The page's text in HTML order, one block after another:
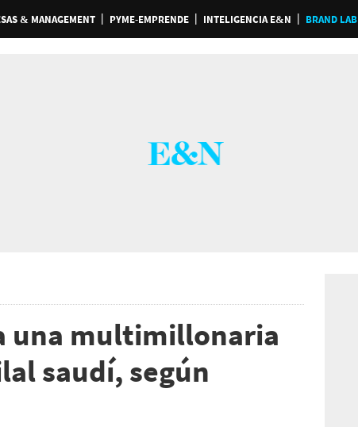
& MANAGEMENT PYME-EMPRENDE INTELIGENCIA E&N BRAND LAB
una multimillonaria
saudí, según